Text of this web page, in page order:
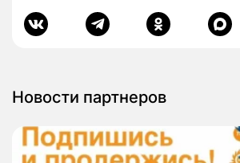
Новости партнеров